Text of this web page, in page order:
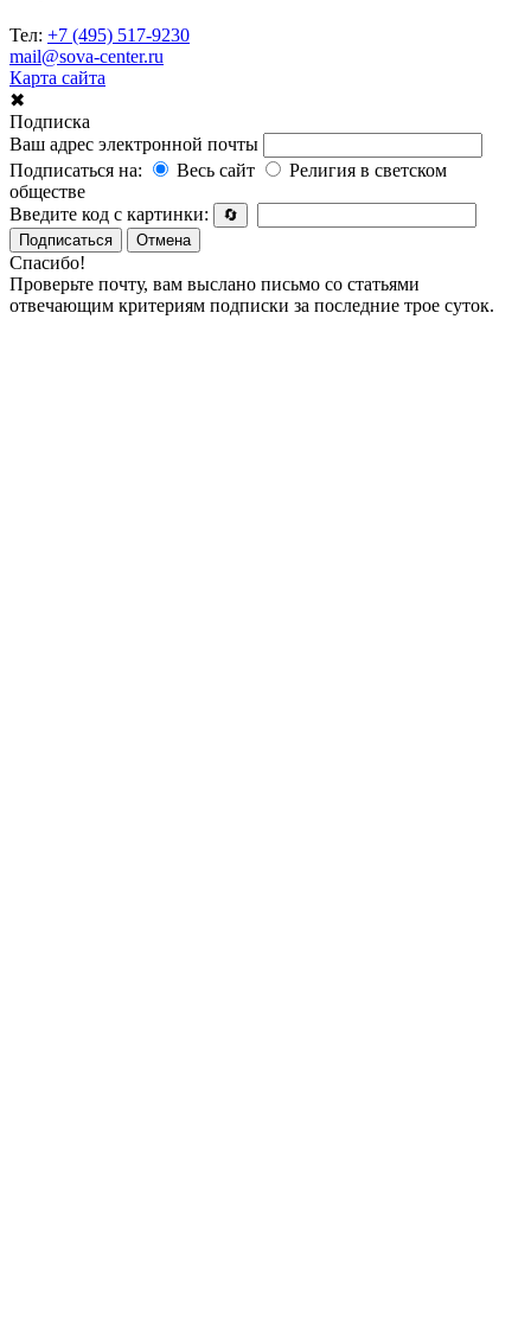
Тел: +7 (495) 517-9230
mail@sova-center.ru
Карта сайта
✖
Подписка
Ваш адрес электронной почты
Подписаться на:
Весь сайт
Религия в светском
обществе
Введите код с картинки:
🔄
Подписаться
Отмена
Спасибо!
Проверьте почту, вам выслано письмо со статьями
отвечающим критериям подписки за последние трое суток.